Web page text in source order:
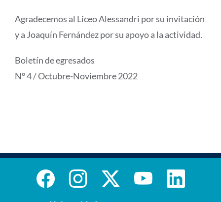
Agradecemos al Liceo Alessandri por su invitación
y a Joaquín Fernández por su apoyo a la actividad.
Boletín de egresados
N° 4 / Octubre-Noviembre 2022